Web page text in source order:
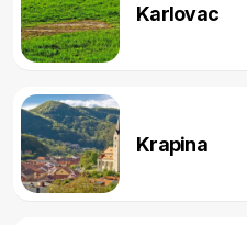
Karlovac
Krapina